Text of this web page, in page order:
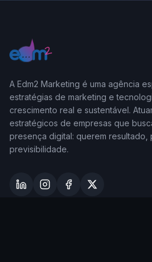
A Edm2 Marketing é uma agência
estratégias de marketing e
crescimento real e sustentável.
estratégicos de empresas que
presença digital: querem resultado,
previsibilidade.